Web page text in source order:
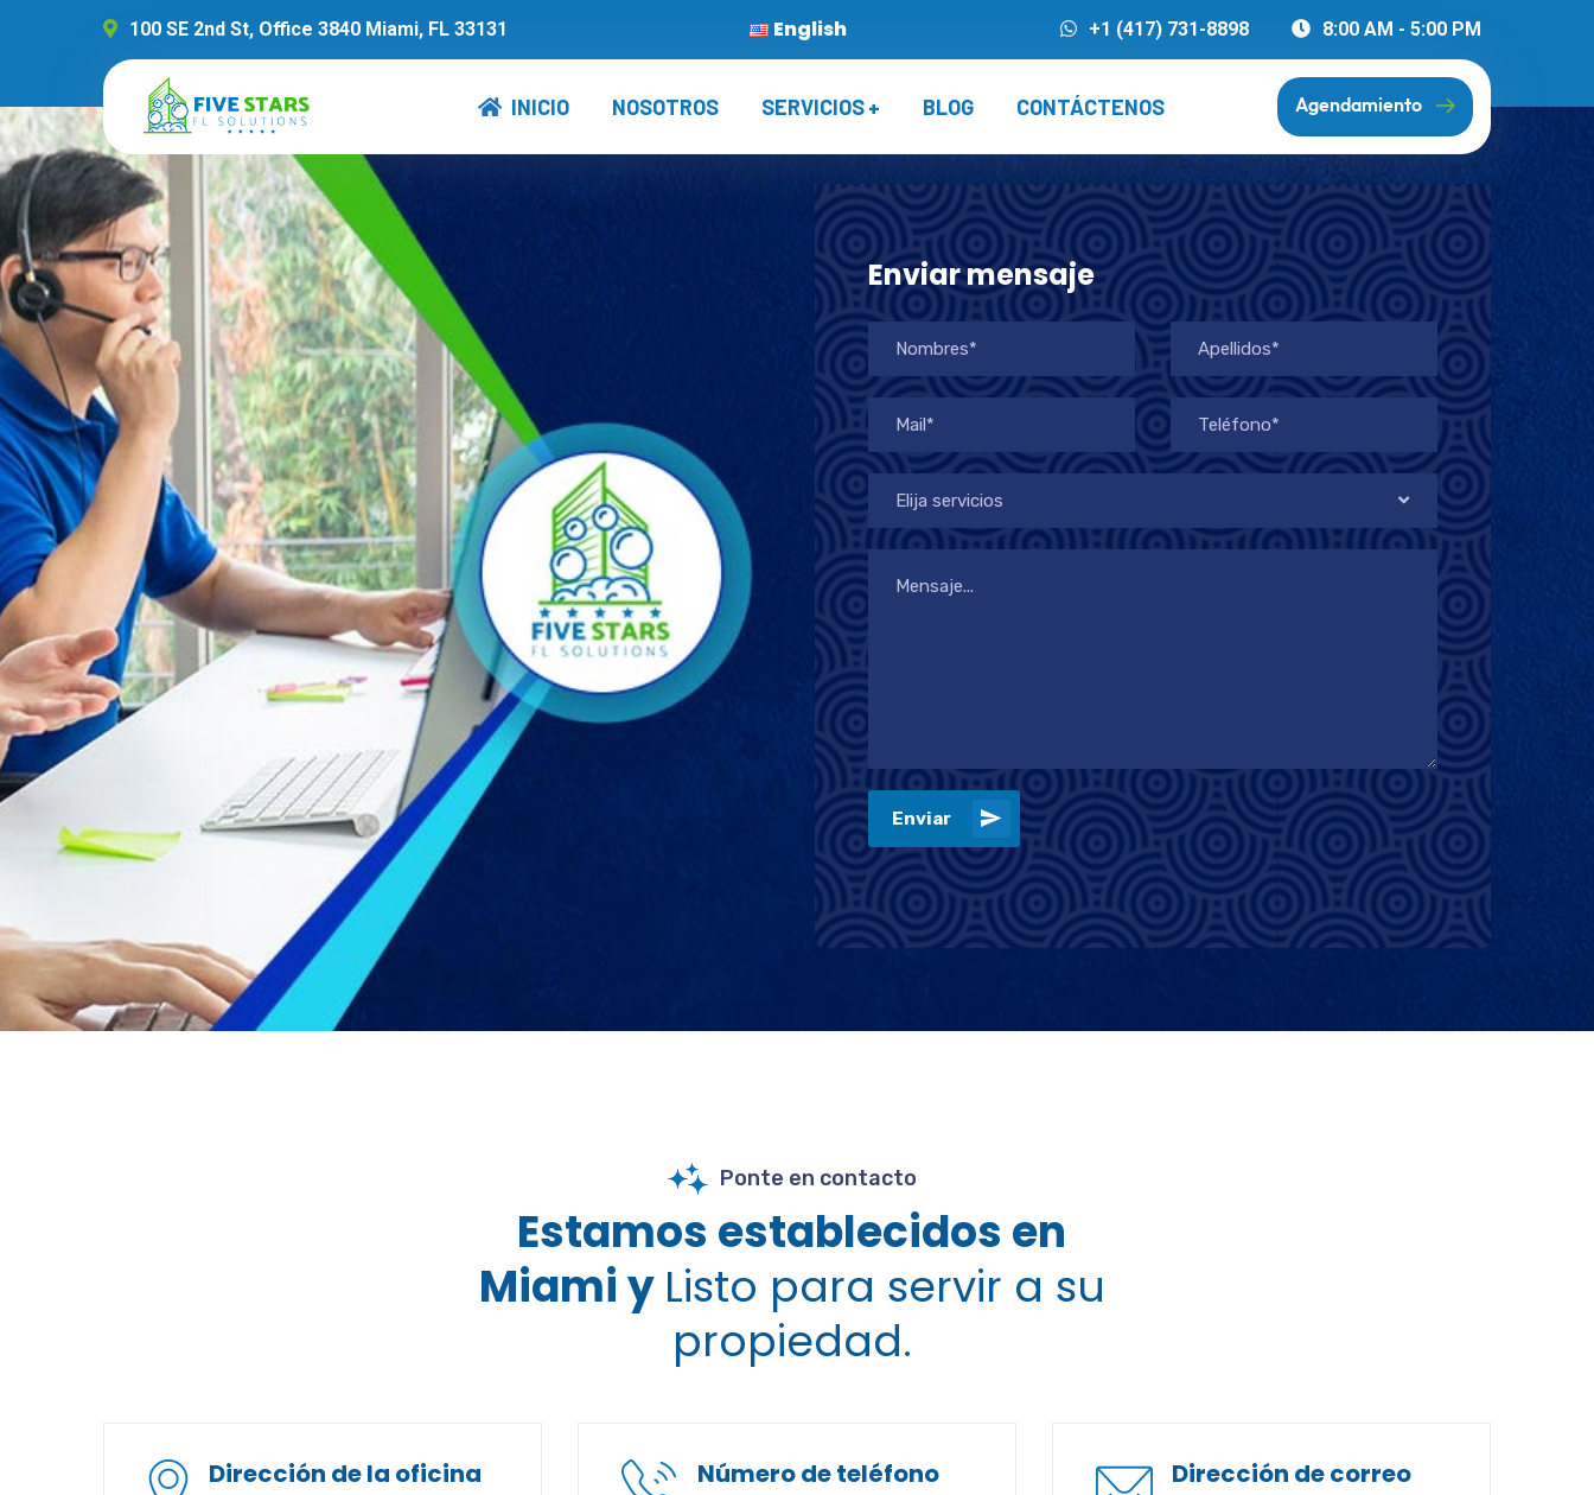
100 SE 2nd St, Office 3840 Miami, FL 33131 English +1 (417) 731-8898 8:00 AM - 5:00 PM
INICIO NOSOTROS SERVICIOS BLOG CONTÁCTENOS Agendamiento
Enviar mensaje
Elija servicios
Enviar
Ponte en contacto
Estamos establecidos en
Miami y Listo para servir a su
propiedad.
Dirección de la oficina Número de teléfono Dirección de correo